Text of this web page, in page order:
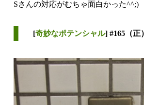
Sさんの対応がむちゃ面白かった^^;)
[奇妙なポテンシャル] #165（正）